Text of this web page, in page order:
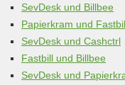
SevDesk und Billbee
Papierkram und
SevDesk und Cashctrl
Fastbill und Billbee
SevDesk und